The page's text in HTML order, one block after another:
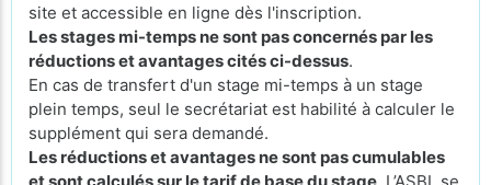
site et accessible en ligne dès l'inscription.
Les stages mi-temps ne sont pas concernés par les
réductions et avantages cités ci-dessus.
En cas de transfert d'un stage mi-temps à un stage
plein temps, seul le secrétariat est habilité à calculer le
supplément qui sera demandé.
Les réductions et avantages ne sont pas cumulables